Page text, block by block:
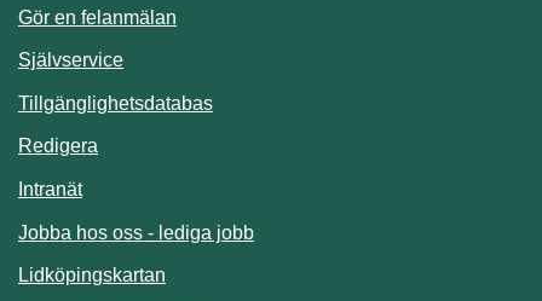
Gör en felanmälan
SjälvserviceLänk till annan webbplats.
TillgänglighetsdatabasLänk till annan webbplats.
Redigera
IntranätLänk till annan webbplats.
Jobba hos oss - lediga jobb
Lidköpingskartan